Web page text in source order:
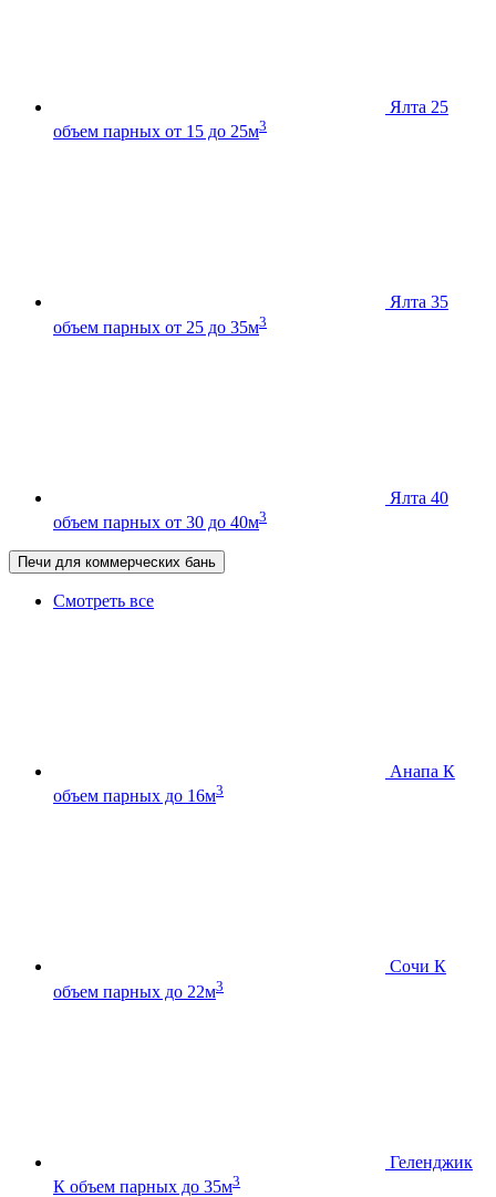
Ялта 25
объем парных от 15 до 25м3
Ялта 35
объем парных от 25 до 35м3
Ялта 40
объем парных от 30 до 40м3
Печи для коммерческих бань
Смотреть все
Анапа К
объем парных до 16м3
Сочи К
объем парных до 22м3
Геленджик
К объем парных до 35м3